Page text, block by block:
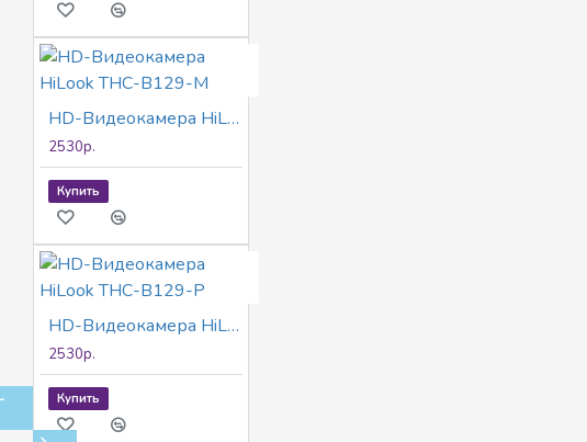
HD-Видеокамера HiLook THC-B129-M
2530р.
Купить
HD-Видеокамера HiLook THC-B129-P
2530р.
Купить